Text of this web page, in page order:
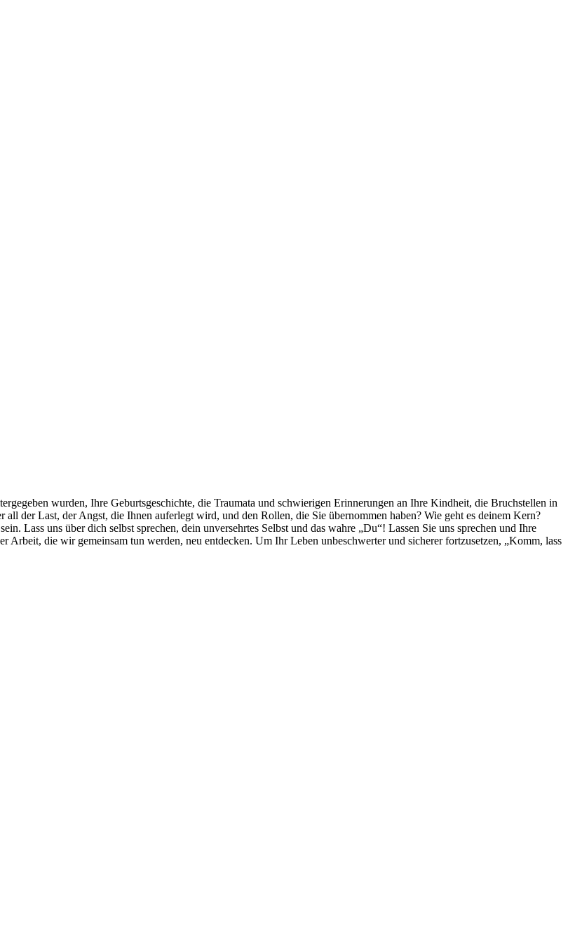
wurden, Ihre Geburtsgeschichte, die Traumata und schwierigen Erinnerungen an Ihre Kindheit, die Bruchstellen in
der Last, der Angst, die Ihnen auferlegt wird, und den Rollen, die Sie übernommen haben? Wie geht es deinem Kern?
Lass uns über dich selbst sprechen, dein unversehrtes Selbst und das wahre „Du“! Lassen Sie uns sprechen und Ihre
die wir gemeinsam tun werden, neu entdecken. Um Ihr Leben unbeschwerter und sicherer fortzusetzen, „Komm, lass